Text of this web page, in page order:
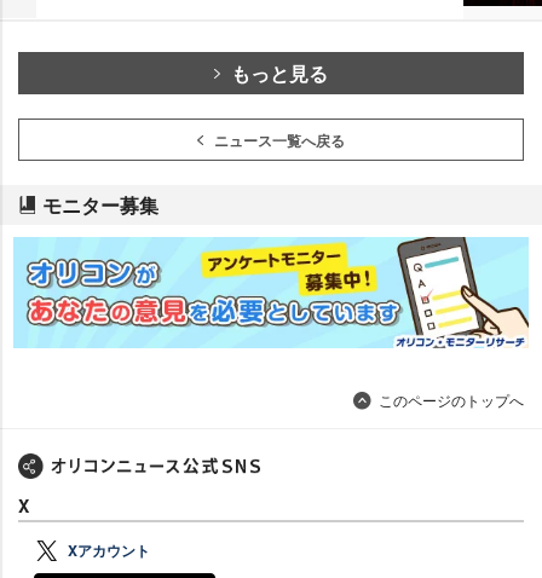
もっと見る
ニュース一覧へ戻る
モニター募集
このページのトップへ
X
Xアカウント